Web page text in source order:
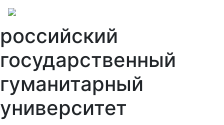
российский
государственный
гуманитарный
университет